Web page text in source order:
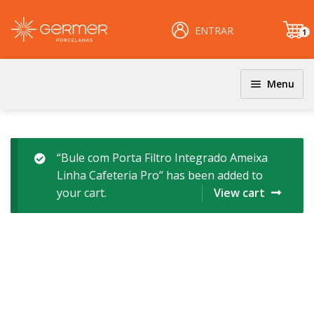
ENTRAR
1
Menu
ÁREA DO LOJISTA – ENGLISH
“Bule com Porta Filtro Integrado Ameixa
Linha Cafeteria Pro” has been added to
your cart.
View cart